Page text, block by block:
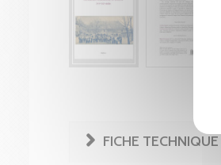
FICHE TECHNIQUE